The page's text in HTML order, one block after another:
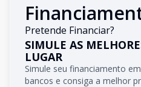
Pretende Financiar?
SIMULE AS
LUGAR
Simule seu financiamento
bancos e consiga a melhor